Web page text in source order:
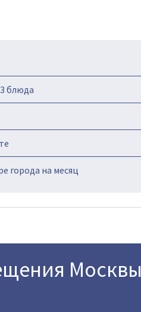
блюда
города на месяц
Москвы